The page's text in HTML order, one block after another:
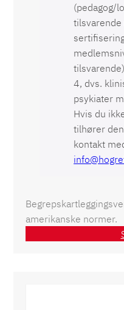
(pedagog/
tilsvarende
4, dvs.
psykiater
Hvis du
tilhører
kontakt
amerikanske normer.